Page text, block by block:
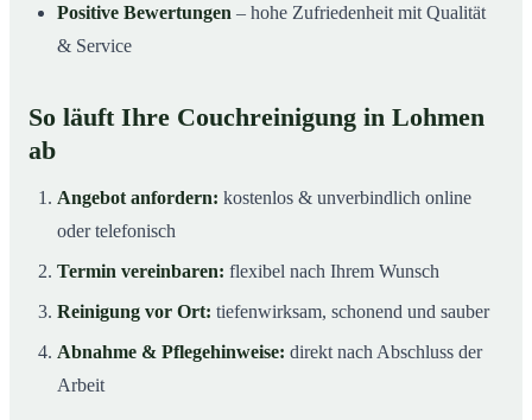
Positive Bewertungen – hohe Zufriedenheit mit Qualität
& Service
So läuft Ihre Couchreinigung in Lohmen
ab
Angebot anfordern: kostenlos & unverbindlich online
oder telefonisch
Termin vereinbaren: flexibel nach Ihrem Wunsch
Reinigung vor Ort: tiefenwirksam, schonend und sauber
Abnahme & Pflegehinweise: direkt nach Abschluss der
Arbeit